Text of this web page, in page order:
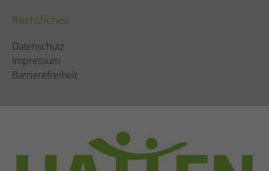
Rechtliches
Datenschutz
Impressum
Barrierefreiheit